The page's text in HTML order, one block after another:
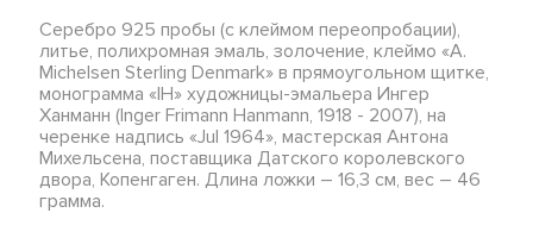
Серебро 925 пробы (с клеймом переопробации),
литье, полихромная эмаль, золочение, клеймо «A.
Michelsen Sterling Denmark» в прямоугольном щитке,
монограмма «IH» художницы-эмальера Ингер
Ханманн (Inger Frimann Hanmann, 1918 - 2007), на
черенке надпись «Jul 1964», мастерская Антона
Михельсена, поставщика Датского королевского
двора, Копенгаген. Длина ложки – 16,3 см, вес – 46
грамма.